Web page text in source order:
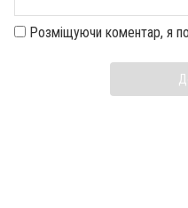
Розміщуючи коментар, я